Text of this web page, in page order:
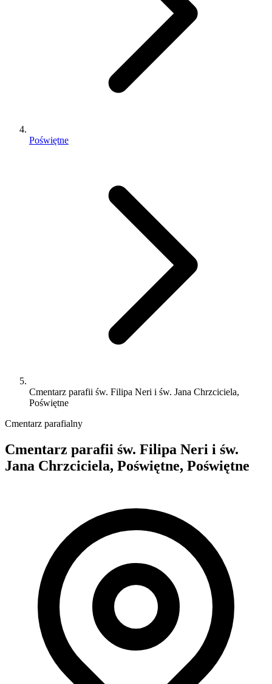
Poświętne
Cmentarz parafii św. Filipa Neri i św. Jana Chrzciciela,
Poświętne
Cmentarz parafialny
Cmentarz parafii św. Filipa Neri i św.
Jana Chrzciciela, Poświętne, Poświętne